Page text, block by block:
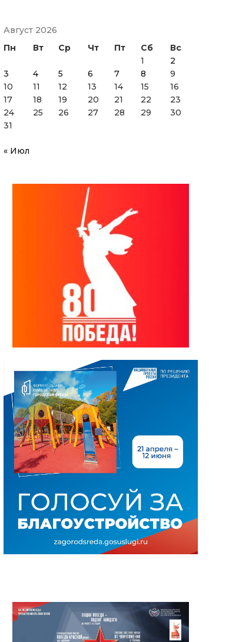
Август 2026
Пн
Вт Ср Чт Пт Сб
Вс
1
2
3
4 5 6 7 8
9
10
11 12 13 14 15
16
17
18 19 20 21 22
23
24
25 26 27 28 29
30
31
« Июл